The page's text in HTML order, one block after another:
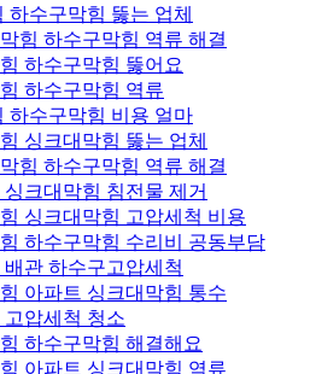
하수구막힘 뚫는 업체
힘 하수구막힘 역류 해결
하수구막힘 뚫어요
하수구막힘 역류
하수구막힘 비용 얼마
싱크대막힘 뚫는 업체
힘 하수구막힘 역류 해결
크대막힘 침전물 제거
싱크대막힘 고압세척 비용
하수구막힘 수리비 공동부담
관 하수구고압세척
아파트 싱크대막힘 통수
압세척 청소
하수구막힘 해결해요
아파트 싱크대막힘 역류